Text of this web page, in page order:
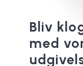
Bliv
med